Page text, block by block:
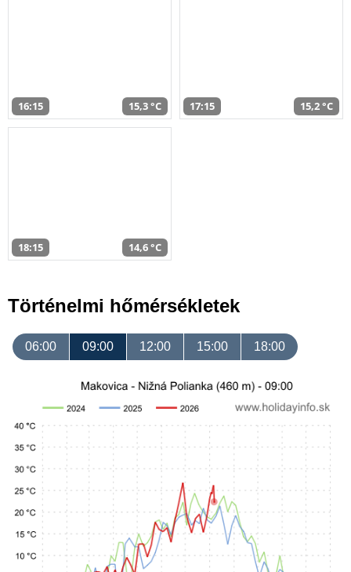
16:15 15,3 °C 17:15 15,2 °C
18:15 14,6 °C
Történelmi hőmérsékletek
06:00 09:00 12:00 15:00 18:00